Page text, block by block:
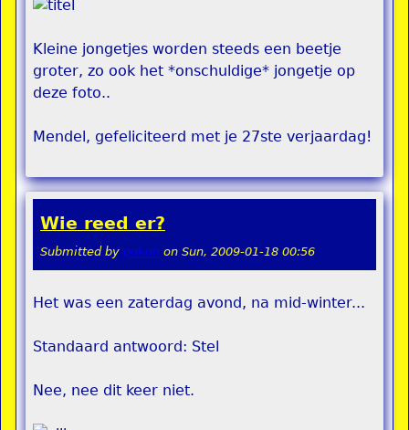
Kleine jongetjes worden steeds een beetje
groter, zo ook het *onschuldige* jongetje op
deze foto..
Mendel, gefeliciteerd met je 27ste verjaardag!
Wie reed er?
Submitted by pokon on Sun, 2009-01-18 00:56
Het was een zaterdag avond, na mid-winter...
Standaard antwoord: Stel
Nee, nee dit keer niet.